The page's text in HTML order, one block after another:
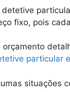
detetive
fixo, pois
orçamento
particular
situações